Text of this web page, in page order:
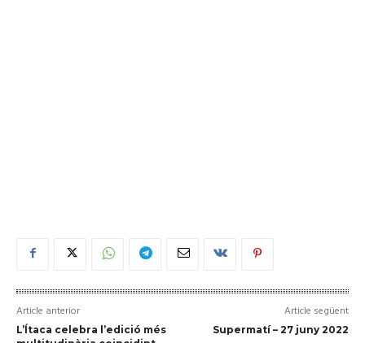
Article anterior
L’Ítaca celebra l’edició més
Article següent
Supermatí – 27 juny 2022